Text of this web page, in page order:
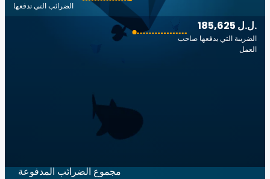
185,625 ل.ل.‎
الضريبة التي يدفعها صاحب
العمل
الضرائب التي تدفعها
مجموع الضرائب المدفوعة